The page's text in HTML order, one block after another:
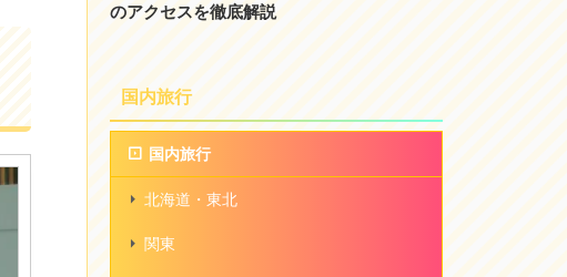
のアクセスを徹底解説
国内旅行
国内旅行
北海道・東北
関東